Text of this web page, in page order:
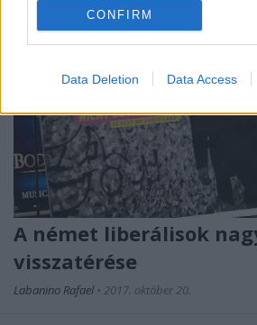
CONFIRM
Data Deletion Data Access
A német liberálisok
visszatérése
Labanino Rafael • 2017. október 20.